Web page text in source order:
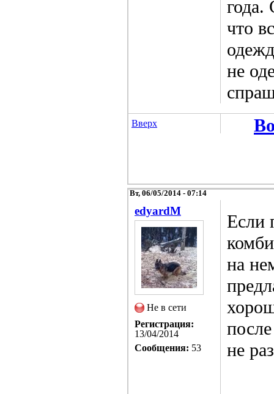
года.
что
не
Вверх
Вт, 06/05/2014 - 07:14
edyardM
Не в сети
Регистрация:
13/04/2014
Сообщения: 53
Если
на
не